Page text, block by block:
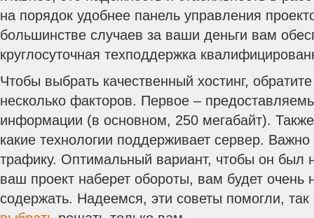
на порядок удобнее панель управления
большинстве случаев за ваши деньги вам
круглосуточная техподдержка
Чтобы выбрать качественный хостинг,
несколько факторов. Первое –
информации (в основном, 250 мегабайт).
какие технологии поддерживает сервер. Важно
трафику. Оптимальный вариант, чтобы он был
ваш проект наберет обороты, вам будет очень
содержать. Надеемся, эти советы помогли,